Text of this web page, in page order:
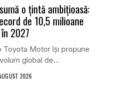
o țintă ambițioasă:
de 10,5 milioane
2027
Toyota Motor își propune
global de...
2026